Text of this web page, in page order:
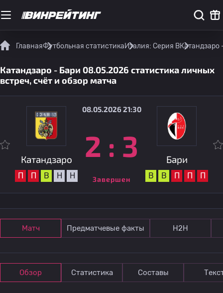
ГлавнаяФутбольная статистикаИталия: Серия BКатандзаро
Катандзаро - Бари 08.05.2026 статистика личных
встреч, счёт и обзор матча
Катандзаро
П П В Н Н
08.05.2026 21:30
2 : 3
Завершен
Бари
В В П П П
Матч Предматчевые факты Н2Н
Обзор Статистика Составы